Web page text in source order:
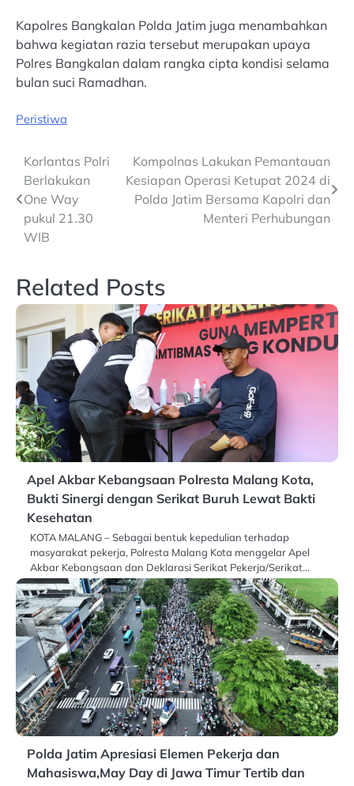
Kapolres Bangkalan Polda Jatim juga menambahkan
bahwa kegiatan razia tersebut merupakan upaya
Polres Bangkalan dalam rangka cipta kondisi selama
bulan suci Ramadhan.
Peristiwa
Post
navigation
Korlantas Polri
Berlakukan
One Way
pukul 21.30
WIB
Kompolnas Lakukan Pemantauan
Kesiapan Operasi Ketupat 2024 di
Polda Jatim Bersama Kapolri dan
Menteri Perhubungan
Related Posts
Apel Akbar Kebangsaan Polresta Malang Kota,
Bukti Sinergi dengan Serikat Buruh Lewat Bakti
Kesehatan
KOTA MALANG – Sebagai bentuk kepedulian terhadap
masyarakat pekerja, Polresta Malang Kota menggelar Apel
Akbar Kebangsaan dan Deklarasi Serikat Pekerja/Serikat…
Polda Jatim Apresiasi Elemen Pekerja dan
Mahasiswa,May Day di Jawa Timur Tertib dan